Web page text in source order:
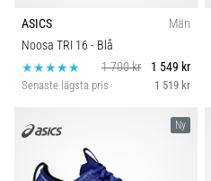
ASICS
Män
Noosa TRI 16 - Blå
1 700 kr
1 549 kr
Senaste lägsta pris 1 519 kr
Ny